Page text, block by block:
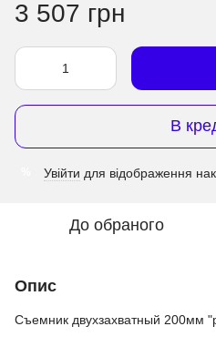
3 507 грн
В
Увійти для відображення
До обраного
Опис
Съемник двухзахватный 200мм